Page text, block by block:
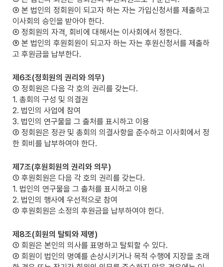
③ 본 법인의 정회원이 되고자 하는 자는 가입신청서를 제출하고
이사회의 승인을 받아야 한다.
④ 정회원의 자격, 회비에 대해서는 이사회에서 정한다.
⑤ 본 법인의 후원회원이 되고자 하는 자는 후원신청서를 제출하
고 후원금을 납부한다.
제6조(정회원의 권리와 의무)
① 정회원은 다음 각 호의 권리를 갖는다.
1. 총회의 구성 및 의결권
2. 법인의 사업에 참여
3. 법인의 연구물을 그 출처를 표시하고 이용
② 정회원은 정관 및 총회의 의결사항을 준수하고 이사회에서 정
한 회비를 납부하여야 한다.
제7조(후원회원의 권리와 의무)
① 후원회원은 다음 각 호의 권리를 갖는다.
1. 법인의 연구물을 그 출처를 표시하고 이용
2. 법인의 행사에 우선적으로 참여
② 후원회원은 소정의 후원금을 납부하여야 한다.
제8조(회원의 탈퇴와 제명)
① 회원은 본인의 의사를 표명하고 탈퇴할 수 있다.
② 회원이 법인의 명예를 손상시키거나 목적 수행에 지장을 초래